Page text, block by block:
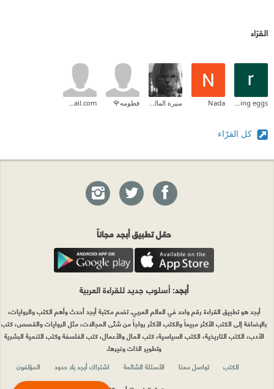
القرّاء
Nada فطومه🌹
كل القرّاء
حمّل تطبيق أبجد مجاناً
أبجد: أسلوب جديد للقراءة العربية
أبجد هو تطبيق القراءة رقم واحد في العالم العربي. تضم مكتبة أبجد أحدث وأهم الكتب والروايات،
بالإضافة إلى الكتب الأكثر مبيعاً والكتب الأكثر رواجاً من شتّى المجالات، مثل الروايات والقصص، كتب
الأدب، الكتب التاريخية، الكتب السياسية، كتب المال والأعمال، كتب الفلسفة وكتب التنمية البشرية
وتطوير الذات وغيرها.
الكتب
تواصل معنا الأسئلة الشائعة اشتراك أبجد بلا حدود
المؤلفون